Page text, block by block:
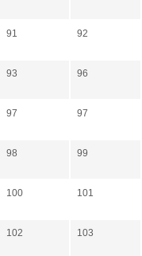
91 92
93 96
97 97
98 99
100 101
102 103